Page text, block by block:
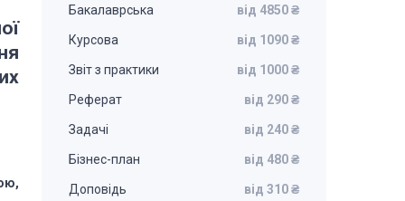
Бакалаврська від 4850 ₴
Курсова від 1090 ₴
Звіт з практики від 1000 ₴
Реферат від 290 ₴
Задачі від 240 ₴
Бізнес-план від 480 ₴
Доповідь від 310 ₴